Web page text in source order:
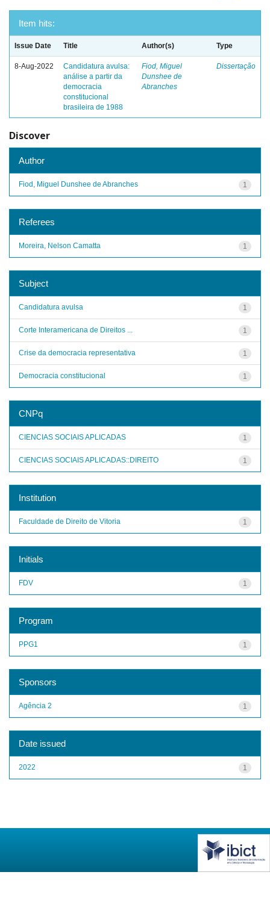
Item hits:
Issue Date Title Author(s) Type
8-Aug-2022
Candidatura avulsa:
análise a partir da
democracia
constitucional
brasileira de 1988
Fiod, Miguel
Dunshee de
Abranches
Dissertação
Discover
Author
1
Fiod, Miguel Dunshee de Abranches
Referees
1
Moreira, Nelson Camatta
Subject
1
Candidatura avulsa
1
Corte Interamericana de Direitos ...
1
Crise da democracia representativa
1
Democracia constitucional
CNPq
1
CIENCIAS SOCIAIS APLICADAS
1
CIENCIAS SOCIAIS APLICADAS::DIREITO
Institution
1
Faculdade de Direito de Vitoria
Initials
1
FDV
Program
1
PPG1
Sponsors
1
Agência 2
Date issued
1
2022